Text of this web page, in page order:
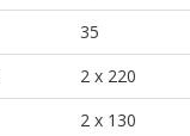
35
2 x 220
2 x 130